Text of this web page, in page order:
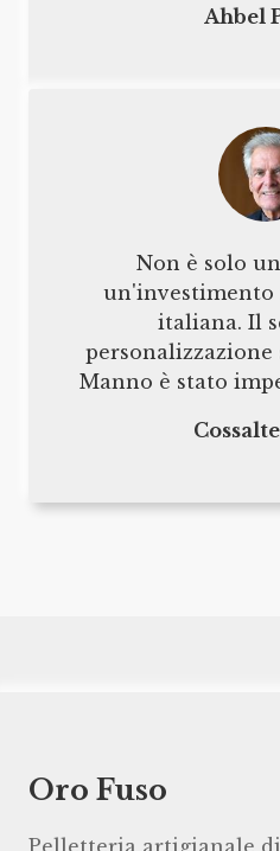
Ahbel
Non è solo
un'investimento
italiana. Il
personalizzazione
Manno è stato
Oro Fuso
Pelletteria artigianale